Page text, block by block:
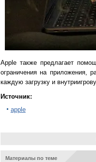
Apple также предлагает
ограничения на приложения,
каждую загрузку и
Источник:
apple
Материалы по теме